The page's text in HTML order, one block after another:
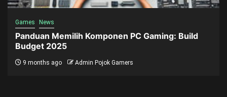
Games News
Panduan Memilih Komponen PC Gaming: Build
Budget 2025
9 months ago Admin Pojok Gamers